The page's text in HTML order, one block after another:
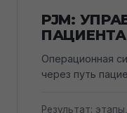
PJM:
ПАЦИЕНТА
Операционная
через путь
Результат: